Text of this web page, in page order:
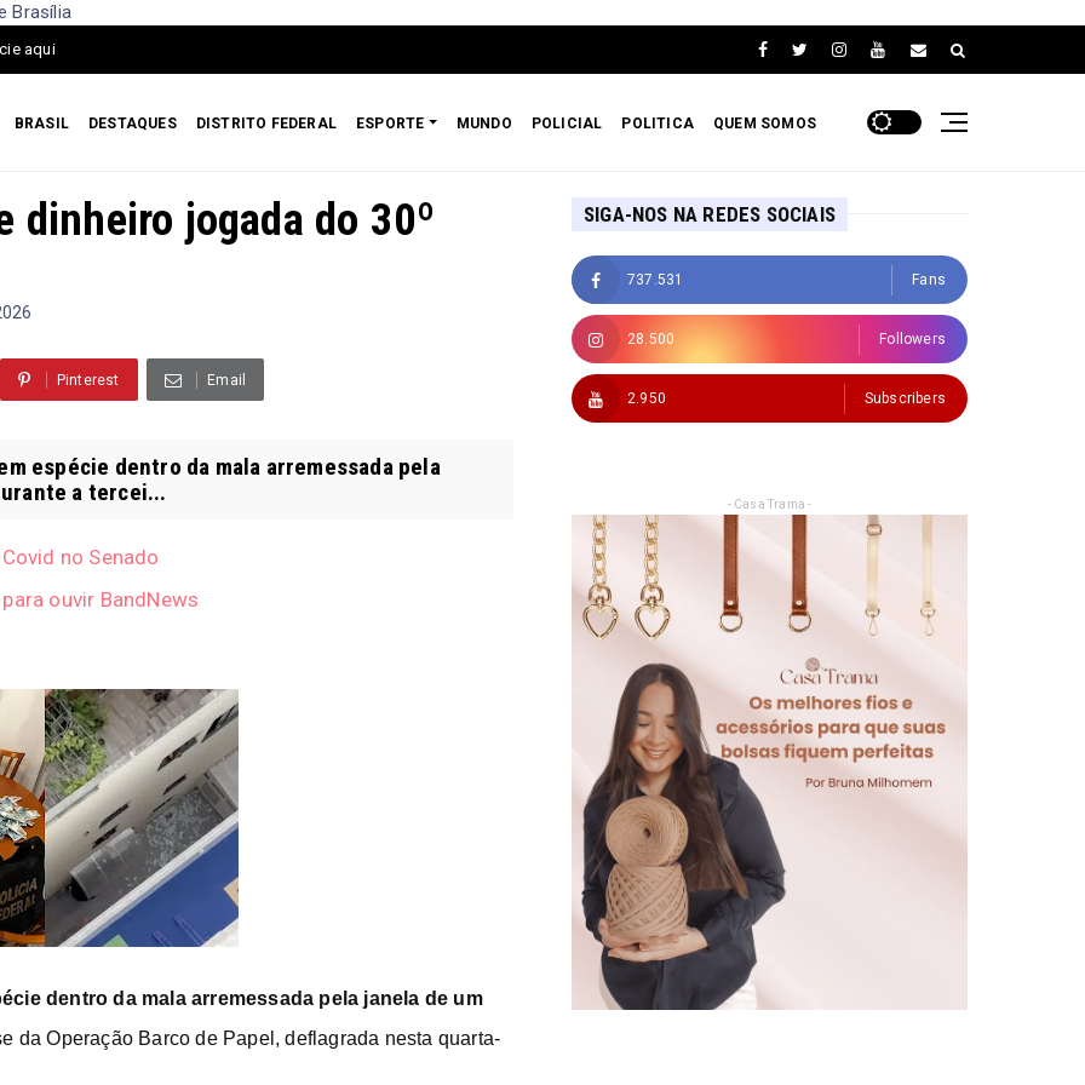
Brasília
aqui
BRASIL DESTAQUES DISTRITO FEDERAL ESPORTE MUNDO POLICIAL POLITICA QUEM SOMOS
dinheiro jogada do 30º
Pinterest Email
espécie dentro da mala arremessada pela
a tercei...
no Senado
ouvir BandNews
dentro da mala arremessada pela janela de um
da Operação Barco de Papel , deflagrada nesta quarta-
SIGA-NOS NA REDES SOCIAIS
737.531 Fans
28.500 Followers
2.950 Subscribers
- Casa Trama -